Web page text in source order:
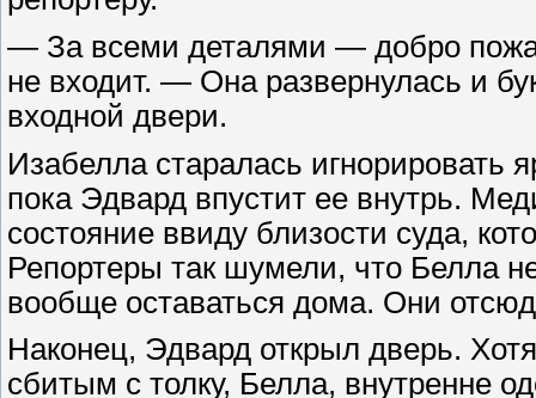
— За всеми деталями — добро
не входит. — Она развернулась и
входной двери.
Изабелла старалась игнорировать
пока Эдвард впустит ее внутрь.
состояние ввиду близости суда,
Репортеры так шумели, что Белла
вообще оставаться дома. Они
Наконец, Эдвард открыл дверь.
сбитым с толку, Белла, внутренне